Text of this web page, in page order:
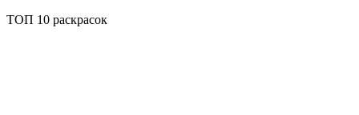
ТОП 10 раскрасок